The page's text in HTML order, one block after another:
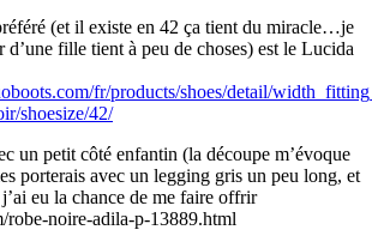
(et il existe en 42 ça tient du miracle…je
d’une fille tient à peu de choses) est le Lucida
fr/products/shoes/detail/
shoesize/42/
un petit côté enfantin (la découpe m’évoque
porterais avec un legging gris un peu long, et
eu la chance de me faire offrir
robe-noire-adila-p-13889.html